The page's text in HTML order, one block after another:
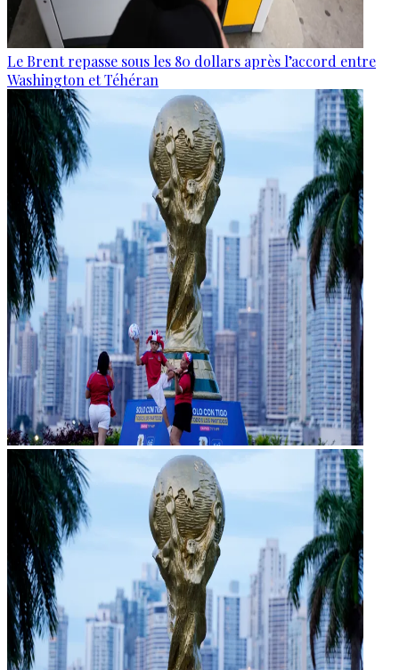
Le Brent repasse sous les 80 dollars après l’accord entre
Washington et Téhéran